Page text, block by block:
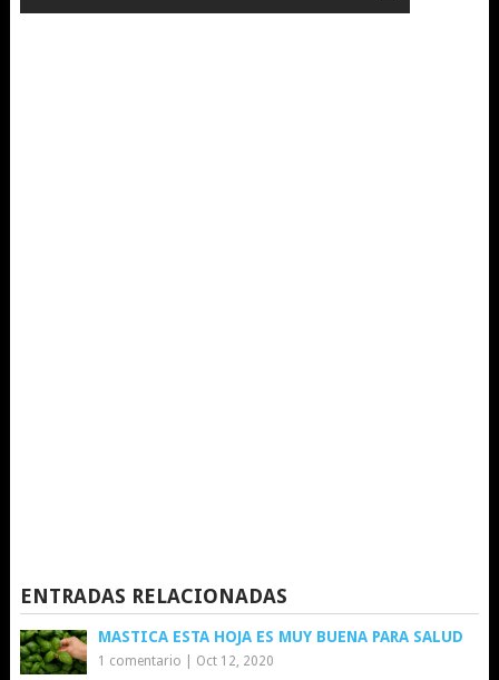
ENTRADAS RELACIONADAS
MASTICA ESTA HOJA ES MUY BUENA PARA SALUD
1 comentario Oct 12, 2020